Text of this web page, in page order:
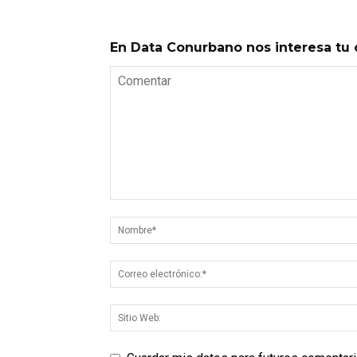
En Data Conurbano nos interesa tu